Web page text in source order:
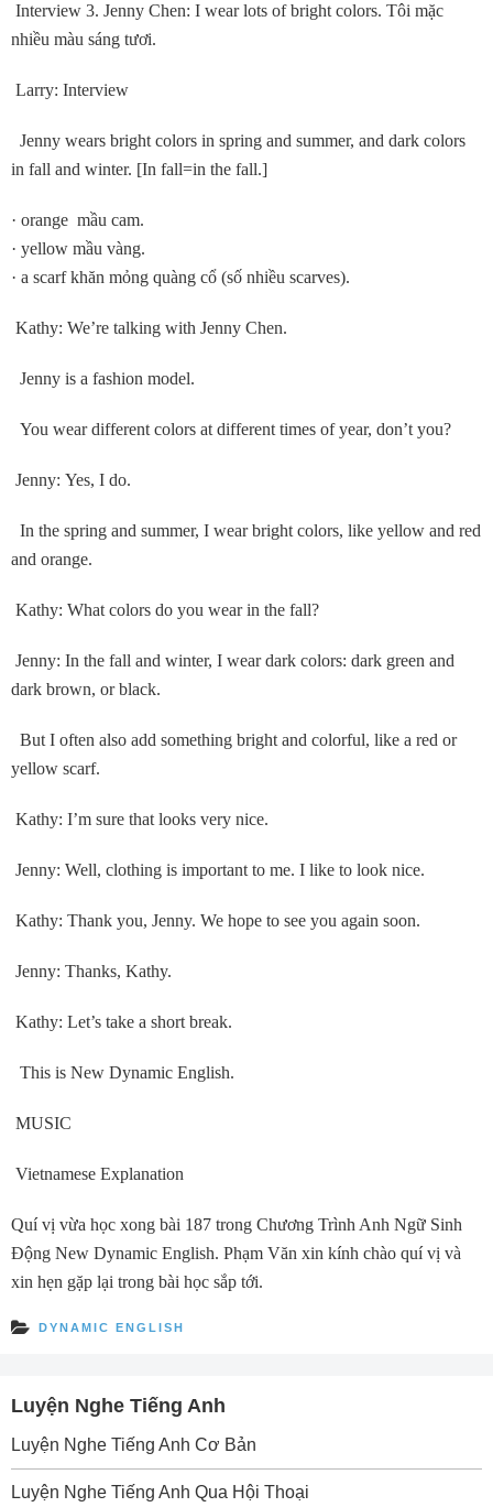
Interview 3. Jenny Chen: I wear lots of bright colors. Tôi mặc
nhiều màu sáng tươi.
Larry: Interview
Jenny wears bright colors in spring and summer, and dark colors
in fall and winter. [In fall=in the fall.]
· orange mầu cam.
· yellow mầu vàng.
· a scarf khăn mỏng quàng cổ (số nhiều scarves).
Kathy: We’re talking with Jenny Chen.
Jenny is a fashion model.
You wear different colors at different times of year, don’t you?
Jenny: Yes, I do.
In the spring and summer, I wear bright colors, like yellow and red
and orange.
Kathy: What colors do you wear in the fall?
Jenny: In the fall and winter, I wear dark colors: dark green and
dark brown, or black.
But I often also add something bright and colorful, like a red or
yellow scarf.
Kathy: I’m sure that looks very nice.
Jenny: Well, clothing is important to me. I like to look nice.
Kathy: Thank you, Jenny. We hope to see you again soon.
Jenny: Thanks, Kathy.
Kathy: Let’s take a short break.
This is New Dynamic English.
MUSIC
Vietnamese Explanation
Quí vị vừa học xong bài 187 trong Chương Trình Anh Ngữ Sinh
Ðộng New Dynamic English. Phạm Văn xin kính chào quí vị và
xin hẹn gặp lại trong bài học sắp tới.
DYNAMIC ENGLISH
Luyện Nghe Tiếng Anh
Luyện Nghe Tiếng Anh Cơ Bản
Luyện Nghe Tiếng Anh Qua Hội Thoại